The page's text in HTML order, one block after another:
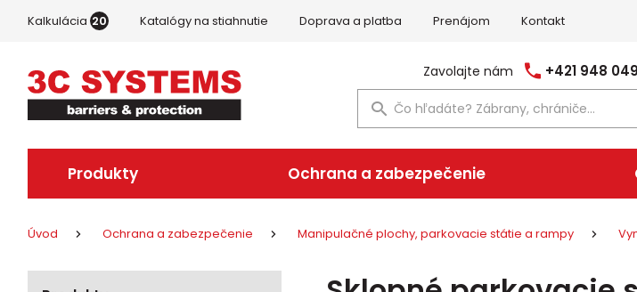
Kalkulácia 20 Katalógy na stiahnutie Doprava a platba Prenájom Kontakt
Zavolajte nám +421 948
Produkty Ochrana a zabezpečenie
Úvod Ochrana a zabezpečenie Manipulačné plochy, parkovacie státie a rampy